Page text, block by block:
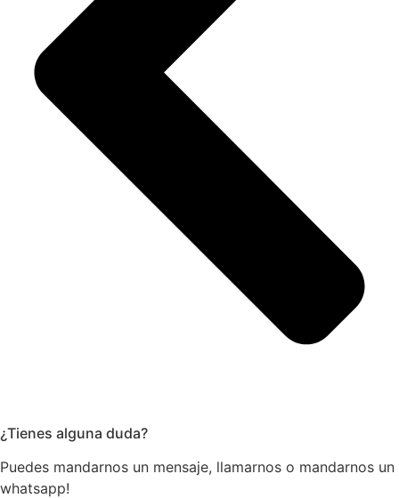
¿Tienes alguna duda?
Puedes mandarnos un mensaje, llamarnos o mandarnos un
whatsapp!